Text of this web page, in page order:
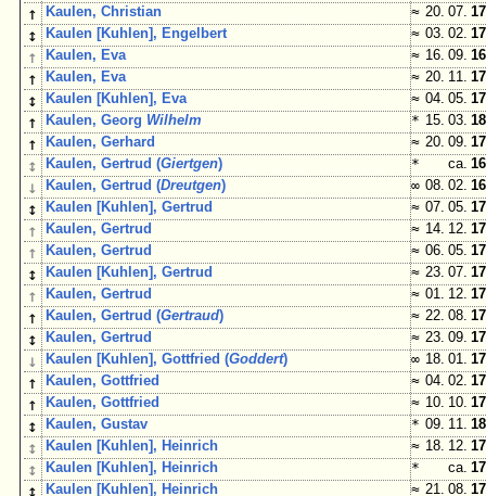
↑ Kaulen, Christian ≈ 20. 07.
↕ Kaulen [Kuhlen], Engelbert ≈ 03. 02.
↑ Kaulen, Eva ≈ 16. 09.
↑ Kaulen, Eva ≈ 20. 11.
↕ Kaulen [Kuhlen], Eva ≈ 04. 05.
↑ Kaulen, Georg Wilhelm * 15. 03.
↑ Kaulen, Gerhard ≈ 20. 09.
↕ Kaulen, Gertrud (Giertgen) * ca.
↓ Kaulen, Gertrud (Dreutgen) ∞ 08. 02.
↕ Kaulen [Kuhlen], Gertrud ≈ 07. 05.
↑ Kaulen, Gertrud ≈ 14. 12.
↑ Kaulen, Gertrud ≈ 06. 05.
↕ Kaulen [Kuhlen], Gertrud ≈ 23. 07.
↑ Kaulen, Gertrud ≈ 01. 12.
↑ Kaulen, Gertrud (Gertraud) ≈ 22. 08.
↕ Kaulen, Gertrud ≈ 23. 09.
↓ Kaulen [Kuhlen], Gottfried (Goddert) ∞ 18. 01.
↑ Kaulen, Gottfried ≈ 04. 02.
↑ Kaulen, Gottfried ≈ 10. 10.
↕ Kaulen, Gustav * 09. 11.
↕ Kaulen [Kuhlen], Heinrich ≈ 18. 12.
↕ Kaulen [Kuhlen], Heinrich * ca.
↕ Kaulen [Kuhlen], Heinrich ≈ 21. 08.